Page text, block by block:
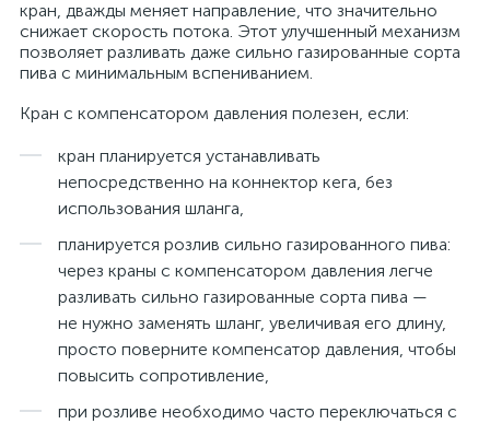
кран, дважды меняет направление, что значительно
снижает скорость потока. Этот улучшенный механизм
позволяет разливать даже сильно газированные сорта
пива с минимальным вспениванием.
Кран с компенсатором давления полезен, если:
кран планируется устанавливать
непосредственно на коннектор кега, без
использования шланга,
планируется розлив сильно газированного пива:
через краны с компенсатором давления легче
разливать сильно газированные сорта пива —
не нужно заменять шланг, увеличивая его длину,
просто поверните компенсатор давления, чтобы
повысить сопротивление,
при розливе необходимо часто переключаться с